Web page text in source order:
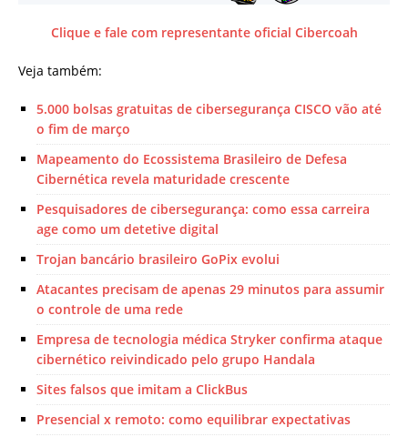
Clique e fale com representante oficial Cibercoah
Veja também:
5.000 bolsas gratuitas de cibersegurança CISCO vão até
o fim de março
Mapeamento do Ecossistema Brasileiro de Defesa
Cibernética revela maturidade crescente
Pesquisadores de cibersegurança: como essa carreira
age como um detetive digital
Trojan bancário brasileiro GoPix evolui
Atacantes precisam de apenas 29 minutos para assumir
o controle de uma rede
Empresa de tecnologia médica Stryker confirma ataque
cibernético reivindicado pelo grupo Handala
Sites falsos que imitam a ClickBus
Presencial x remoto: como equilibrar expectativas